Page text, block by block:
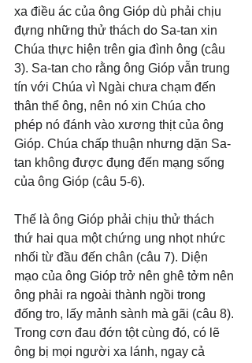
xa điều ác của ông Gióp dù phải chịu
đựng những thử thách do Sa-tan xin
Chúa thực hiện trên gia đình ông (câu
3). Sa-tan cho rằng ông Gióp vẫn trung
tín với Chúa vì Ngài chưa chạm đến
thân thể ông, nên nó xin Chúa cho
phép nó đánh vào xương thịt của ông
Gióp. Chúa chấp thuận nhưng dặn Sa-
tan không được đụng đến mạng sống
của ông Gióp (câu 5-6).
Thế là ông Gióp phải chịu thử thách
thứ hai qua một chứng ung nhọt nhức
nhối từ đầu đến chân (câu 7). Diện
mạo của ông Gióp trở nên ghê tởm nên
ông phải ra ngoài thành ngồi trong
đống tro, lấy mảnh sành mà gãi (câu 8).
Trong cơn đau đớn tột cùng đó, có lẽ
ông bị mọi người xa lánh, ngay cả